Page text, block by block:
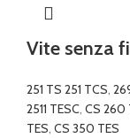
Vite senza
251 TS 251 TCS,
2511 TESC, CS 260
TES, CS 350 TES